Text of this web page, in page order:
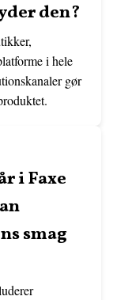
den?
i hele
gør
i Faxe
smag